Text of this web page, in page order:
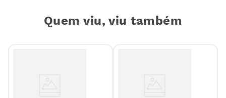
Quem viu, viu também